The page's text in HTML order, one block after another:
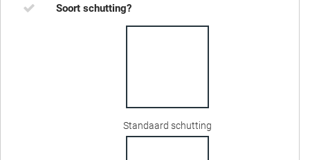
Soort schutting?
Standaard schutting